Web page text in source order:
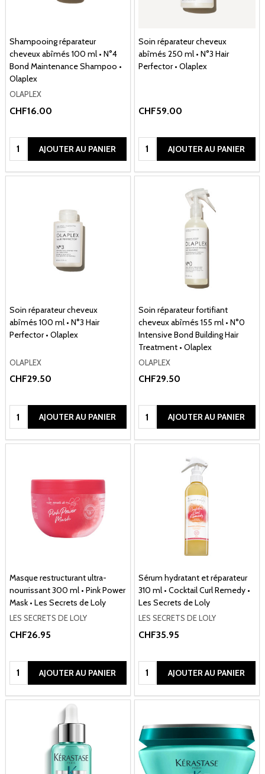
Shampooing réparateur
cheveux abîmés 100 ml • N°4
Bond Maintenance Shampoo •
Olaplex
OLAPLEX
CHF16.00
Quantité:AJOUTER AU PANIER
Soin réparateur cheveux
abîmés 250 ml • N°3 Hair
Perfector • Olaplex
CHF59.00
Quantité:AJOUTER AU PANIER
Soin réparateur cheveux
abîmés 100 ml • N°3 Hair
Perfector • Olaplex
OLAPLEX
CHF29.50
Quantité:AJOUTER AU PANIER
Soin réparateur fortifiant
cheveux abîmés 155 ml • N°0
Intensive Bond Building Hair
Treatment • Olaplex
OLAPLEX
CHF29.50
Quantité:AJOUTER AU PANIER
Masque restructurant ultra-
nourrissant 300 ml • Pink Power
Mask • Les Secrets de Loly
LES SECRETS DE LOLY
CHF26.95
Quantité:AJOUTER AU PANIER
Sérum hydratant et réparateur
310 ml • Cocktail Curl Remedy •
Les Secrets de Loly
LES SECRETS DE LOLY
CHF35.95
Quantité:AJOUTER AU PANIER